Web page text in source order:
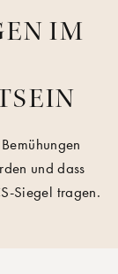
IM
und dass
Siegel tragen.